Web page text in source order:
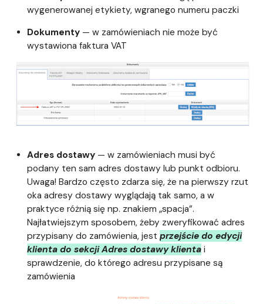
wygenerowanej etykiety, wgranego numeru paczki
Dokumenty — w zamówieniach nie może być
wystawiona faktura VAT
Adres dostawy— w zamówieniach musi być
podany ten sam adres dostawy lub punkt odbioru.
Uwaga! Bardzo często zdarza się, że na pierwszy rzut
oka adresy dostawy wyglądają tak samo, a w
praktyce różnią się np. znakiem „spacja”.
Najłatwiejszym sposobem, żeby zweryfikować adres
przypisany do zamówienia, jest przejście do edycji
klienta do sekcji Adres dostawy klientai
sprawdzenie, do którego adresu przypisane są
zamówienia